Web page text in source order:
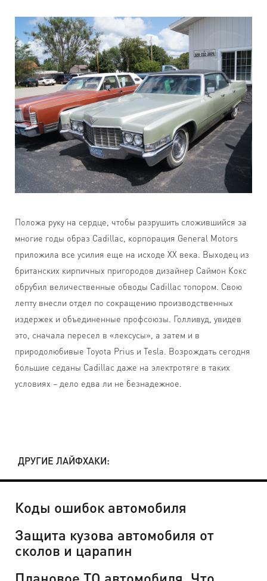
Положа руку на сердце, чтобы разрушить сложившийся за
многие годы образ Cadillac, корпорация General Motors
приложила все усилия еще на исходе ХХ века. Выходец из
британских кирпичных пригородов дизайнер Саймон Кокс
обрубил величественные обводы Cadillac топором. Свою
лепту внесли отдел по сокращению производственных
издержек и объединенные профсоюзы. Голливуд, увидев
это, сначала пересел в «лексусы», а затем и в
природолюбивые Toyota Prius и Tesla. Возрождать сегодня
большие седаны Cadillac даже на электротяге в таких
условиях – дело едва ли не безнадежное.
ДРУГИЕ ЛАЙФХАКИ:
Коды ошибок автомобиля
Защита кузова автомобиля от
сколов и царапин